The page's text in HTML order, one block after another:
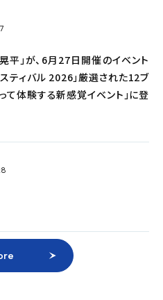
平」が、6月27日開催のイベント
ティバル 2026」厳選された12ブ
て体験する新感覚イベント」に登